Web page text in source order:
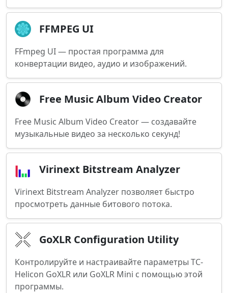
FFMPEG UI
FFmpeg UI — простая программа для
конвертации видео, аудио и изображений.
Free Music Album Video Creator
Free Music Album Video Creator — создавайте
музыкальные видео за несколько секунд!
Virinext Bitstream Analyzer
Virinext Bitstream Analyzer позволяет быстро
просмотреть данные битового потока.
GoXLR Configuration Utility
Контролируйте и настраивайте параметры TC-
Helicon GoXLR или GoXLR Mini с помощью этой
программы.